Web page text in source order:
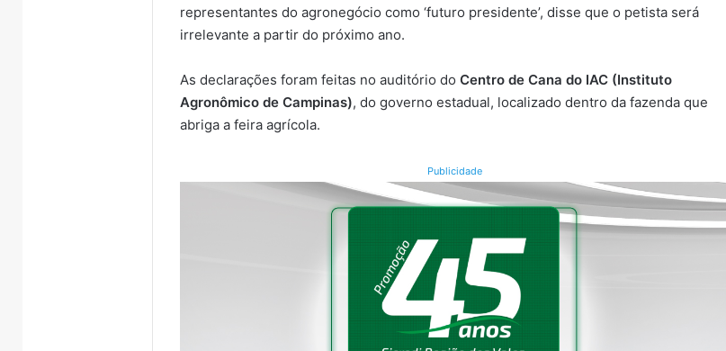
representantes do agronegócio como ‘futuro presidente’, disse que o petista será
irrelevante a partir do próximo ano.
As declarações foram feitas no auditório doCentro de Cana do IAC (Instituto
Agronômico de Campinas), do governo estadual, localizado dentro da fazenda que
abriga a feira agrícola.
Publicidade